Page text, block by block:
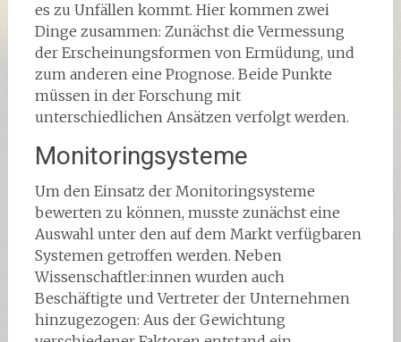
es zu Unfällen kommt. Hier kommen zwei
Dinge zusammen: Zunächst die Vermessung
der Erscheinungsformen von Ermüdung, und
zum anderen eine Prognose. Beide Punkte
müssen in der Forschung mit
unterschiedlichen Ansätzen verfolgt werden.
Monitoringsysteme
Um den Einsatz der Monitoringsysteme
bewerten zu können, musste zunächst eine
Auswahl unter den auf dem Markt verfügbaren
Systemen getroffen werden. Neben
Wissenschaftler:innen wurden auch
Beschäftigte und Vertreter der Unternehmen
hinzugezogen: Aus der Gewichtung